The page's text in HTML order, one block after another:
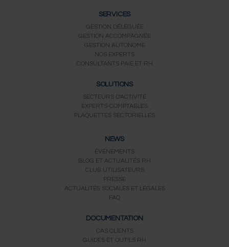
SERVICES
GESTION DÉLÉGUÉE
GESTION ACCOMPAGNÉE
GESTION AUTONOME
NOS EXPERTS
CONSULTANTS PAIE ET RH
SOLUTIONS
SECTEURS D'ACTIVITÉ
EXPERTS-COMPTABLES
PLAQUETTES SECTORIELLES
NEWS
ÉVÉNEMENTS
BLOG ET ACTUALITÉS RH
CLUB UTILISATEURS
PRESSE
ACTUALITÉS SOCIALES ET LÉGALES
FAQ
DOCUMENTATION
CAS CLIENTS
GUIDES ET OUTILS RH